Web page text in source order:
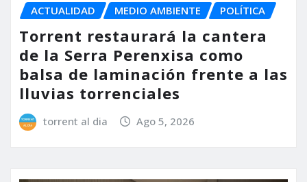
ACTUALIDAD MEDIO AMBIENTE POLÍTICA
Torrent restaurará la cantera
de la Serra Perenxisa como
balsa de laminación frente a las
lluvias torrenciales
torrent al dia Ago 5, 2026